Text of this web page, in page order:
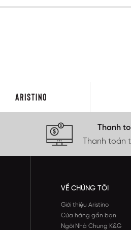
Thanh
Thanh toán
VỀ CHÚNG TÔI
Giới thiệu Aristino
Cửa hàng gần bạn
Ngôi Nhà Chung K&G